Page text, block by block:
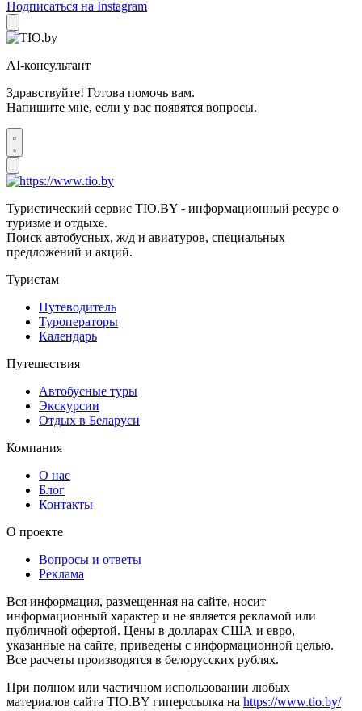
Подписаться на Instagram
AI-консультант
Здравствуйте! Готова помочь вам.
Напишите мне, если у вас появятся вопросы.
Туристический сервис TIO.BY - информационный ресурс о
туризме и отдыхе.
Поиск автобусных, ж/д и авиатуров, специальных
предложений и акций.
Туристам
Путеводитель
Туроператоры
Календарь
Путешествия
Автобусные туры
Экскурсии
Отдых в Беларуси
Компания
О нас
Блог
Контакты
О проекте
Вопросы и ответы
Реклама
Вся информация, размещенная на сайте, носит
информационный характер и не является рекламой или
публичной офертой. Цены в долларах США и евро,
указанные на сайте, приведены с информационной целью.
Все расчеты производятся в белорусских рублях.
При полном или частичном использовании любых
материалов сайта TIO.BY гиперссылка на https://www.tio.by/